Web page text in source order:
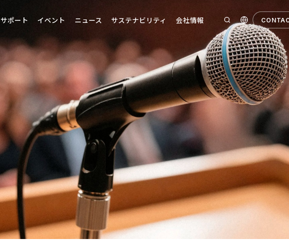
サポート イベント ニュース サステナビリティ 会社情報